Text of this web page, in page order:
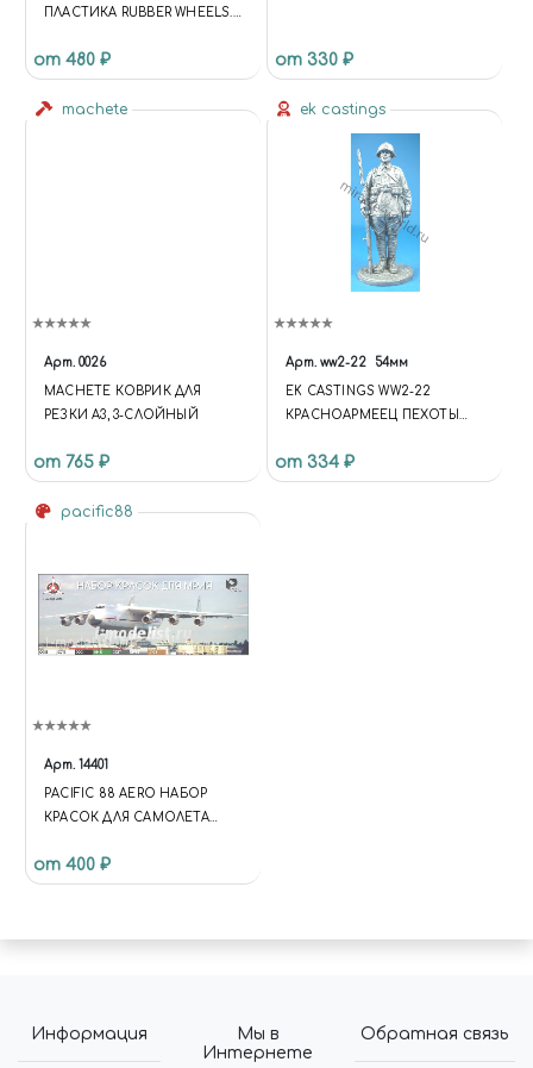
ПЛАСТИКА RUBBER WHEELS.
от 480 ₽ от 330 ₽
machete
Арт. 0026
MACHETE КОВРИК ДЛЯ
РЕЗКИ А3, 3-СЛОЙНЫЙ
от 765 ₽
ek castings
Арт. ww2-22 54мм
EK CASTINGS WW2-22
КРАСНОАРМЕЕЦ ПЕХОТЫ
(FUNCTION {
UNIVERSE.SITE.ID = 'S1';
NONE; } .WIDGET.C-WIDGET.C-
SECTION.C-CATALOG-
SECTION-CATALOG-TILE-4
от 334 ₽
pacific88
Арт. 14401
PACIFIC 88 AERO НАБОР
КРАСОК ДЛЯ САМОЛЕТА
от 400 ₽
Информация
Мы в
Интернете
Обратная связь